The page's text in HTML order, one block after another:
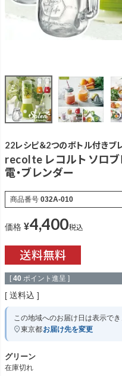
22レシピ＆2つのボトル付きブ
recolte レコルト ソロブ
電・ブレンダー
商品番号 032A-010
価格 ¥4,400税込
[ 40 ポイント進呈 ]
送料込
この地域へのお届け日は表示で
東京都お届け先を変更
グリーン
在庫切れ